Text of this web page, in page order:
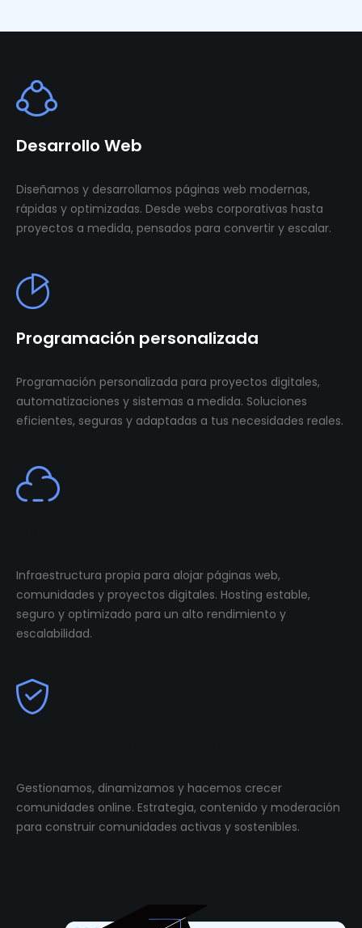
Desarrollo Web
Diseñamos y desarrollamos páginas web modernas,
rápidas y optimizadas. Desde webs corporativas hasta
proyectos a medida, pensados para convertir y escalar.
Programación personalizada
Programación personalizada para proyectos digitales,
automatizaciones y sistemas a medida. Soluciones
eficientes, seguras y adaptadas a tus necesidades reales.
Infraestructura propia para alojar páginas web,
comunidades y proyectos digitales. Hosting estable,
seguro y optimizado para un alto rendimiento y
escalabilidad.
Gestionamos, dinamizamos y hacemos crecer
comunidades online. Estrategia, contenido y moderación
para construir comunidades activas y sostenibles.